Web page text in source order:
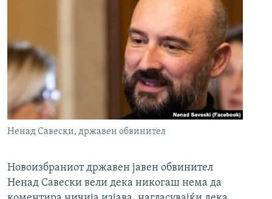
Ненад Савески, државен обвинител
Новоизбраниот државен јавен обвинител
Ненад Савески вели дека никогаш нема да